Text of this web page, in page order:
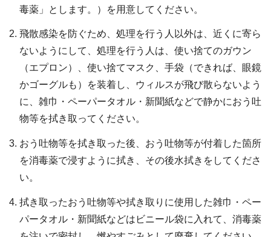
毒薬」とします。）を用意してください。
飛散感染を防ぐため、処理を行う人以外は、近くに寄ら
ないようにして、処理を行う人は、使い捨てのガウン
（エプロン）、使い捨てマスク、手袋（できれば、眼鏡
かゴーグルも）を装着し、ウィルスが飛び散らないよう
に、雑巾・ペーパータオル・新聞紙などで静かにおう吐
物等を拭き取ってください。
おう吐物等を拭き取った後、おう吐物等が付着した箇所
を消毒薬で浸すように拭き、その後水拭きをしてくださ
い。
拭き取ったおう吐物等や拭き取りに使用した雑巾・ペー
パータオル・新聞紙などはビニール袋に入れて、消毒薬